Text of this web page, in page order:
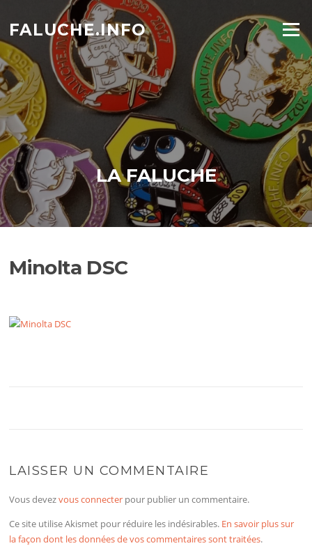
contenu
FALUCHE.INFO Menu
LA FALUCHE
Minolta DSC
LAISSER UN COMMENTAIRE
Vous devezvous connecter pour publier un commentaire.
Ce site utilise Akismet pour réduire les indésirables. En savoir plus sur
la façon dont les données de vos commentaires sont traitées.